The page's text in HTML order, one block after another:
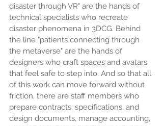
disaster through VR" are the hands of
technical specialists who recreate
disaster phenomena in 3DCG. Behind
the line "patients connecting through
the metaverse" are the hands of
designers who craft spaces and avatars
that feel safe to step into. And so that all
of this work can move forward without
friction, there are staff members who
prepare contracts, specifications, and
design documents, manage accounting,